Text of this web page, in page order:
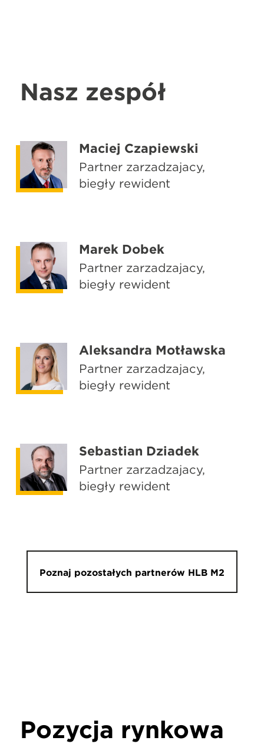
Nasz zespół
Maciej Czapiewski
Partner zarządzający,
biegły rewident
Marek Dobek
Partner zarządzający,
biegły rewident
Aleksandra Motławska
Partner zarządzający,
biegły rewident
Sebastian Dziadek
Partner zarządzający,
biegły rewident
Poznaj pozostałych partnerów HLB M2
Pozycja rynkowa